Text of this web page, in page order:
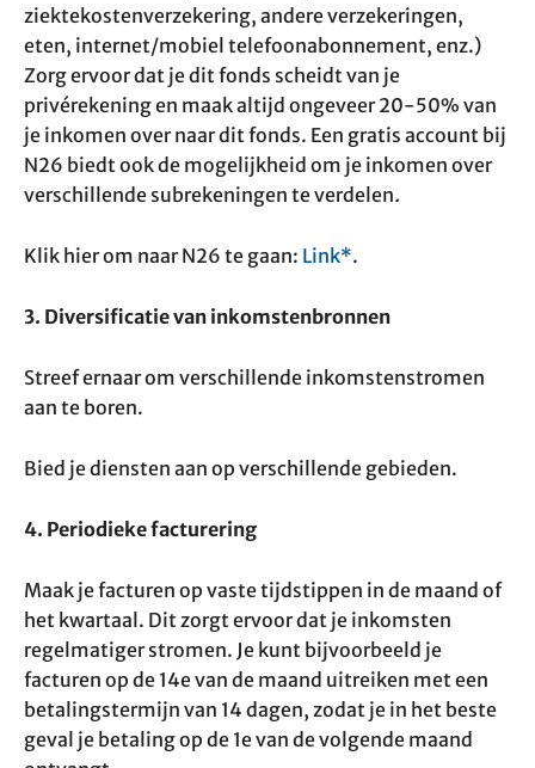
ziektekostenverzekering, andere verzekeringen,
eten, internet/mobiel telefoonabonnement, enz.)
Zorg ervoor dat je dit fonds scheidt van je
privérekening en maak altijd ongeveer 20-50% van
je inkomen over naar dit fonds. Een gratis account bij
N26 biedt ook de mogelijkheid om je inkomen over
verschillende subrekeningen te verdelen.
Klik hier om naar N26 te gaan: Link*.
3. Diversificatie van inkomstenbronnen
Streef ernaar om verschillende inkomstenstromen
aan te boren.
Bied je diensten aan op verschillende gebieden.
4. Periodieke facturering
Maak je facturen op vaste tijdstippen in de maand of
het kwartaal. Dit zorgt ervoor dat je inkomsten
regelmatiger stromen. Je kunt bijvoorbeeld je
facturen op de 14e van de maand uitreiken met een
betalingstermijn van 14 dagen, zodat je in het beste
geval je betaling op de 1e van de volgende maand